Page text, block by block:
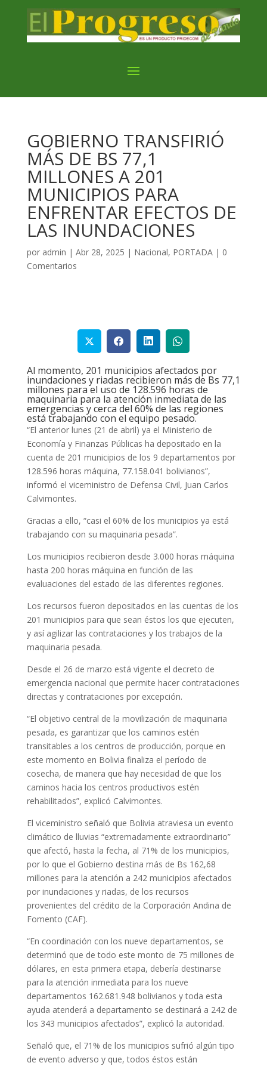
GOBIERNO TRANSFIRIÓ
MÁS DE BS 77,1
MILLONES A 201
MUNICIPIOS PARA
ENFRENTAR EFECTOS DE
LAS INUNDACIONES
por admin | Abr 28, 2025 | Nacional, PORTADA| 0
Comentarios
Al momento, 201 municipios afectados por
inundaciones y riadas recibieron más de Bs 77,1
millones para el uso de 128.596 horas de
maquinaria para la atención inmediata de las
emergencias y cerca del 60% de las regiones
está trabajando con el equipo pesado.
“El anterior lunes (21 de abril) ya el Ministerio de
Economía y Finanzas Públicas ha depositado en la
cuenta de 201 municipios de los 9 departamentos por
128.596 horas máquina, 77.158.041 bolivianos”,
informó el viceministro de Defensa Civil, Juan Carlos
Calvimontes.
Gracias a ello, “casi el 60% de los municipios ya está
trabajando con su maquinaria pesada”.
Los municipios recibieron desde 3.000 horas máquina
hasta 200 horas máquina en función de las
evaluaciones del estado de las diferentes regiones.
Los recursos fueron depositados en las cuentas de los
201 municipios para que sean éstos los que ejecuten,
y así agilizar las contrataciones y los trabajos de la
maquinaria pesada.
Desde el 26 de marzo está vigente el decreto de
emergencia nacional que permite hacer contrataciones
directas y contrataciones por excepción.
“El objetivo central de la movilización de maquinaria
pesada, es garantizar que los caminos estén
transitables a los centros de producción, porque en
este momento en Bolivia finaliza el período de
cosecha, de manera que hay necesidad de que los
caminos hacia los centros productivos estén
rehabilitados”, explicó Calvimontes.
El viceministro señaló que Bolivia atraviesa un evento
climático de lluvias “extremadamente extraordinario”
que afectó, hasta la fecha, al 71% de los municipios,
por lo que el Gobierno destina más de Bs 162,68
millones para la atención a 242 municipios afectados
por inundaciones y riadas, de los recursos
provenientes del crédito de la Corporación Andina de
Fomento (CAF).
“En coordinación con los nueve departamentos, se
determinó que de todo este monto de 75 millones de
dólares, en esta primera etapa, debería destinarse
para la atención inmediata para los nueve
departamentos 162.681.948 bolivianos y toda esta
ayuda atenderá a departamento se destinará a 242 de
los 343 municipios afectados”, explicó la autoridad.
Señaló que, el 71% de los municipios sufrió algún tipo
de evento adverso y que, todos éstos están